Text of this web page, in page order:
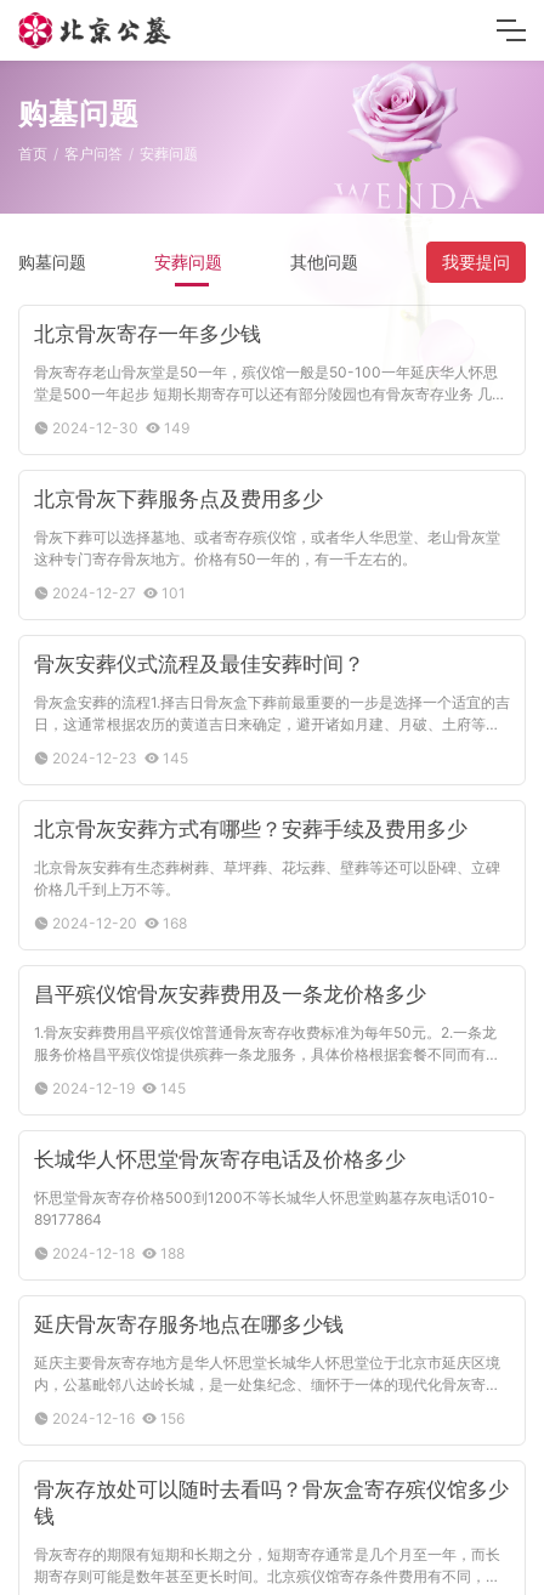
购墓问题
首页 客户问答 安葬问题
购墓问题 安葬问题 其他问题 我要提问
北京骨灰寄存一年多少钱
骨灰寄存老山骨灰堂是50一年，殡仪馆一般是50-100一年延庆华人怀思
堂是500一年起步 短期长期寄存可以还有部分陵园也有骨灰寄存业务 几百
2024-12-30 149
北京骨灰下葬服务点及费用多少
骨灰下葬可以选择墓地、或者寄存殡仪馆，或者华人华思堂、老山骨灰堂
这种专门寄存骨灰地方。价格有50一年的，有一千左右的。
2024-12-27
101
骨灰安葬仪式流程及最佳安葬时间？
骨灰盒安葬的流程1.择吉日骨灰盒下葬前最重要的一步是选择一个适宜的吉
日，这通常根据农历的黄道吉日来确定，避开诸如月建、月破、土府等不
2024-12-23 145
北京骨灰安葬方式有哪些？安葬手续及费用多少
北京骨灰安葬有生态葬树葬、草坪葬、花坛葬、壁葬等还可以卧碑、立碑
价格几千到上万不等。
2024-12-20
168
昌平殡仪馆骨灰安葬费用及一条龙价格多少
1.骨灰安葬费用昌平殡仪馆普通骨灰寄存收费标准为每年50元。2.一条龙
服务价格昌平殡仪馆提供殡葬一条龙服务，具体价格根据套餐不同而有所
2024-12-19 145
长城华人怀思堂骨灰寄存电话及价格多少
怀思堂骨灰寄存价格500到1200不等长城华人怀思堂购墓存灰电话010-
89177864
2024-12-18
188
延庆骨灰寄存服务地点在哪多少钱
延庆主要骨灰寄存地方是华人怀思堂长城华人怀思堂位于北京市延庆区境
内，公墓毗邻八达岭长城，是一处集纪念、缅怀于一体的现代化骨灰寄存
2024-12-16 156
骨灰存放处可以随时去看吗？骨灰盒寄存殡仪馆多少
钱
骨灰寄存的期限有短期和长期之分，短期寄存通常是几个月至一年，而长
期寄存则可能是数年甚至更长时间。北京殡仪馆寄存条件费用有不同，比